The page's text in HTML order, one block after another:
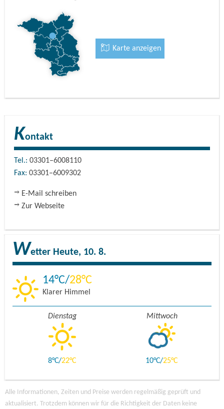
Gedenkstätte und das Museum Sachsenhausen
Karte anzeigen
Kontakt
Tel.: 03301–6008110
Fax: 03301–6009302
E-Mail schreiben
Zur Webseite
Wetter Heute, 10. 8.
14 28
Klarer Himmel
Dienstag
8 22
Mittwoch
10 25
Alle Informationen, Zeiten und Preise werden regelmäßig geprüft und
aktualisiert. Trotzdem können wir für die Richtigkeit der Daten keine